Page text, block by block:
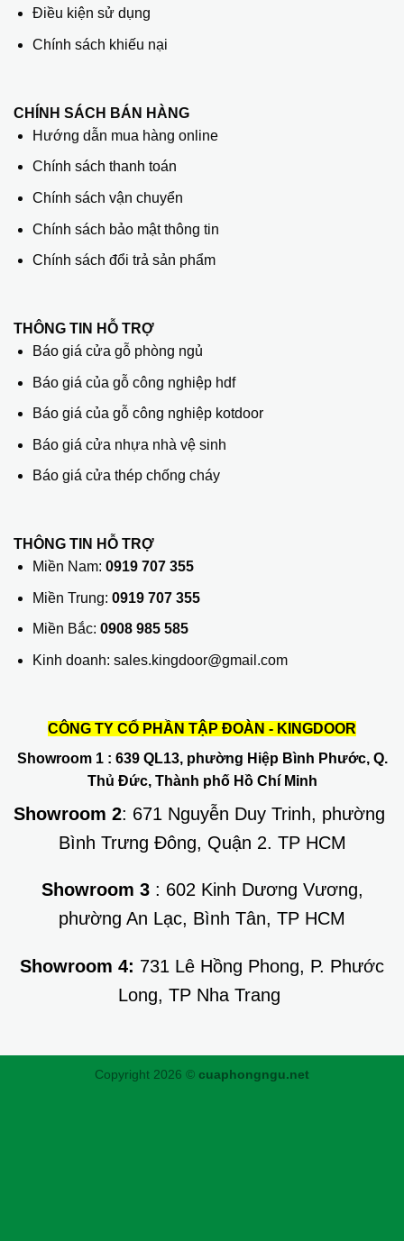
Điều kiện sử dụng
Chính sách khiếu nại
CHÍNH SÁCH BÁN HÀNG
Hướng dẫn mua hàng online
Chính sách thanh toán
Chính sách vận chuyển
Chính sách bảo mật thông tin
Chính sách đổi trả sản phẩm
THÔNG TIN HỖ TRỢ
Báo giá cửa gỗ phòng ngủ
Báo giá của gỗ công nghiệp hdf
Báo giá của gỗ công nghiệp kotdoor
Báo giá cửa nhựa nhà vệ sinh
Báo giá cửa thép chống cháy
THÔNG TIN HỖ TRỢ
Miền Nam: 0919 707 355
Miền Trung: 0919 707 355
Miền Bắc: 0908 985 585
Kinh doanh: sales.kingdoor@gmail.com
CÔNG TY CỔ PHẦN TẬP ĐOÀN - KINGDOOR
Showroom 1: 639 QL13, phường Hiệp Bình Phước, Q.
Thủ Đức, Thành phố Hồ Chí Minh
Showroom 2: 671 Nguyễn Duy Trinh, phường
Bình Trưng Đông, Quận 2. TP HCM
Showroom 3: 602 Kinh Dương Vương,
phường An Lạc, Bình Tân, TP HCM
Showroom 4: 731 Lê Hồng Phong, P. Phước
Long, TP Nha Trang
Copyright 2026 © cuaphongngu.net